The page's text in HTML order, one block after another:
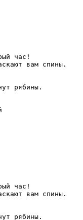
час!
вам спины.
рябины.
час!
вам спины.
рябины.